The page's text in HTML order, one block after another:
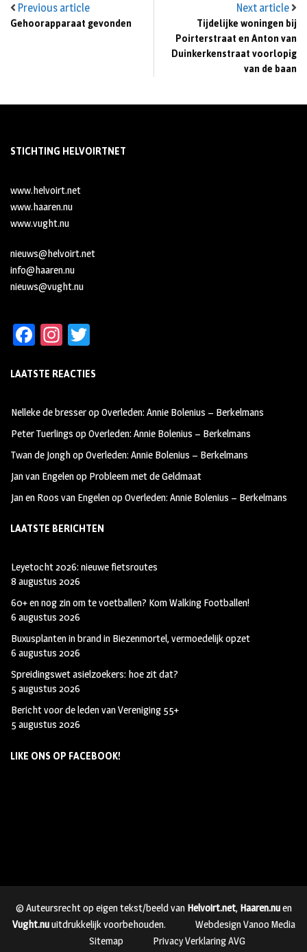
Previous article
Gehoorapparaat gevonden
Next article
Tijdelijke woningen bij
Poirterstraat en Anton van
Duinkerkenstraat voorlopig
van de baan
STICHTING HELVOIRTNET
www.helvoirt.net
www.haaren.nu
www.vught.nu
nieuws@helvoirt.net
info@haaren.nu
nieuws@vught.nu
Fa
b
oo
k
In
ag
m
tt
LAATSTE REACTIES
Nelleke de bresseropOverleden: Annie Bolenius – Berkelmans
Peter Tuerlings opOverleden: Annie Bolenius – Berkelmans
Twan de JonghopOverleden: Annie Bolenius – Berkelmans
Jan van Engelenop Probleem met de Geldmaat
Jan en Roos van EngelenopOverleden: Annie Bolenius – Berkelmans
LAATSTE BERICHTEN
Leyetocht 2026: nieuwe fietsroutes
8 augustus 2026
60+ en nog zin om te voetballen? Kom Walking Footballen!
6 augustus 2026
Buxusplanten in brand in Biezenmortel, vermoedelijk opzet
6 augustus 2026
Spreidingswet asielzoekers: hoe zit dat?
5 augustus 2026
Bericht voor de leden van Vereniging 55+
5 augustus 2026
LIKE ONS OP FACEBOOK!
© Auteursrecht op eigen tekst/beeld van Helvoirt.net, Haaren.nuen
Vught.nuuitdrukkelijk voorbehouden.
Webdesign Vanoo Media
Sitemap
Privacy Verklaring AVG